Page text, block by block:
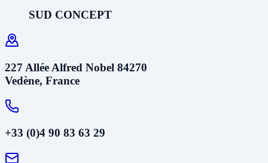
SUD CONCEPT
227 Allée Alfred Nobel 84270
Vedène, France
+33 (0)4 90 83 63 29